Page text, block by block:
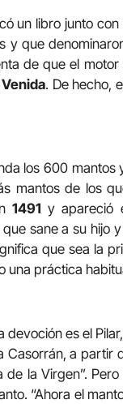
un libro junto
y que
de que el
. De hecho,
los 600 mantos
mantos de los
1491 y apareció
sane a su hijo
que sea la
una práctica
devoción es el
Casorrán, a partir
de la Virgen”.
“Ahora el